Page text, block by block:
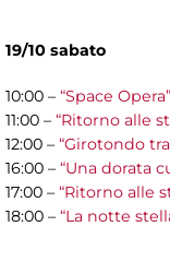
19/10 sabato
10:00 – “Space Opera”
11:00 – “Ritorno alle
12:00 – “Girotondo
16:00 – “Una dorata
17:00 – “Ritorno alle
18:00 – “La notte